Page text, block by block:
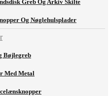
Greb Og Arkiv Skilte
Og Nøglehulsplader
Bøjlegreb
Med Metal